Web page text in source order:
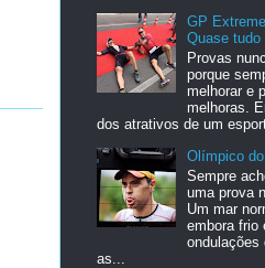
GP
Quase tudo
Provas
porque
melhorar e
melhoras.
dos atrativos de um
Olímpico
Sempre
uma prova
Um mar
embora frio
ondulações
as...